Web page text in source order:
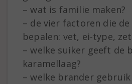
– wat is familie maken?
– de vier factoren die
bepalen: vet, ei-type,
– welke suiker geeft de
karamellaag?
– welke brander gebruik